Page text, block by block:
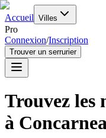
Accueil Villes
Pro
Connexion/Inscription
Trouver un serrurier
Trouvez les
à